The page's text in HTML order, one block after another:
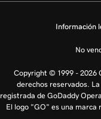
Información
No
Copyright © 1999 - 2026
derechos reservados.
registrada de GoDaddy
El logo "GO" es una marca